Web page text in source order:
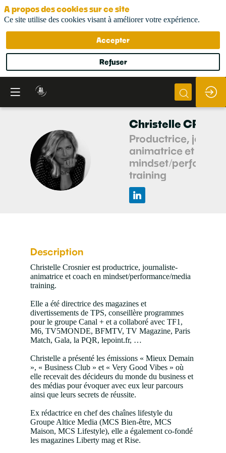
CC
Christelle
Productrice,
animatrice et
mindset/
training
Description
Christelle Crosnier est productrice, journaliste-
animatrice et coach en mindset/performance/media
training.
Elle a été directrice des magazines et
divertissements de TPS, conseillère programmes
pour le groupe Canal + et a collaboré avec TF1,
M6, TV5MONDE, BFMTV, TV Magazine, Paris
Match, Gala, la PQR, lepoint.fr, …
Christelle a présenté les émissions « Mieux Demain
», « Business Club » et « Very Good Vibes » où
elle recevait des décideurs du monde du business et
des médias pour évoquer avec eux leur parcours
ainsi que leurs secrets de réussite.
Ex rédactrice en chef des chaînes lifestyle du
Groupe Altice Media (MCS Bien-être, MCS
Maison, MCS Lifestyle), elle a également co-fondé
les magazines Liberty mag et Rise.
A propos des cookies sur ce site
Ce site utilise des cookies visant à améliorer votre expérience.
Accepter
Refuser